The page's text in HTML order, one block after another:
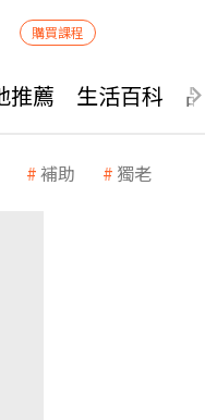
購買課程
推薦 生活百科
補助 獨老